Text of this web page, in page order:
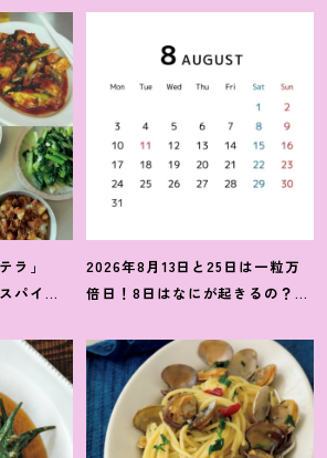
ラ」
パイス
2026年8月13日と25日は一粒万
倍日 ！ 8日はなにが起きるの ？吉